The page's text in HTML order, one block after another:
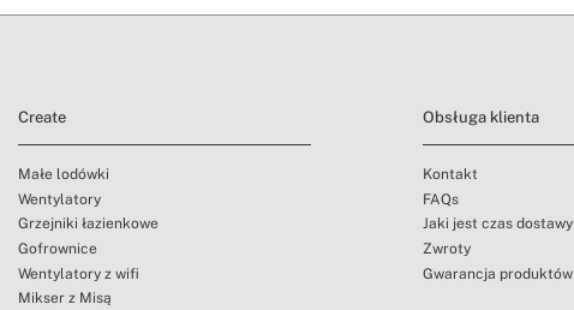
Create
Małe lodówki
Wentylatory
Grzejniki łazienkowe
Gofrownice
Wentylatory z wifi
Mikser z Misą
Obsługa klienta
Kontakt
FAQs
Jaki jest czas dostawy
Zwroty
Gwarancja produktów